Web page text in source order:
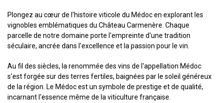
Plongez au cœur de l'histoire viticole du Médoc en explorant les
vignobles emblématiques du Château Carmenère. Chaque
parcelle de notre domaine porte l'empreinte d'une tradition
séculaire, ancrée dans l'excellence et la passion pour le vin.
Au fil des siècles, la renommée des vins de l'appellation Médoc
s'est forgée sur des terres fertiles, baignées par le soleil généreux
de la région. Le Médoc est un symbole de prestige et de qualité,
incarnant l'essence même de la viticulture française.